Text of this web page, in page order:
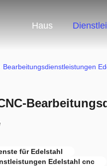
Haus
Bearbeitungsdienstleistungen
für Edelstahl
Edelstahl cnc